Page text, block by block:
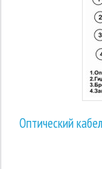
Оптический